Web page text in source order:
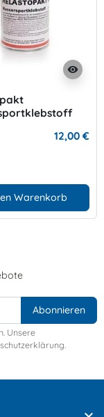
visibility
12,00 €
Warenkorb
Unsere